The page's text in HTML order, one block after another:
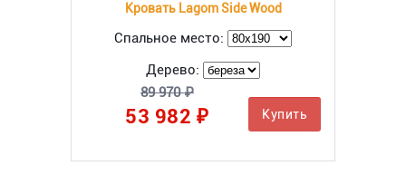
Кровать Lagom Side Wood
Спальное место:
Дерево:
89 970 ₽
53 982 ₽ Купить